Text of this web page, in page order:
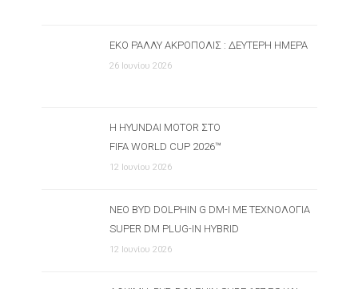
ΕΚΟ ΡΆΛΛΥ ΑΚΡΌΠΟΛΙΣ : ΔΕΎΤΕΡΗ ΗΜΈΡΑ
26 Ιουνίου 2026
Η HYUNDAI MOTOR ΣΤΟ
FIFA WORLD CUP 2026™
12 Ιουνίου 2026
ΝΈΟ BYD DOLPHIN G DM-I ΜΕ ΤΕΧΝΟΛΟΓΊΑ
SUPER DM PLUG-IN HYBRID
12 Ιουνίου 2026